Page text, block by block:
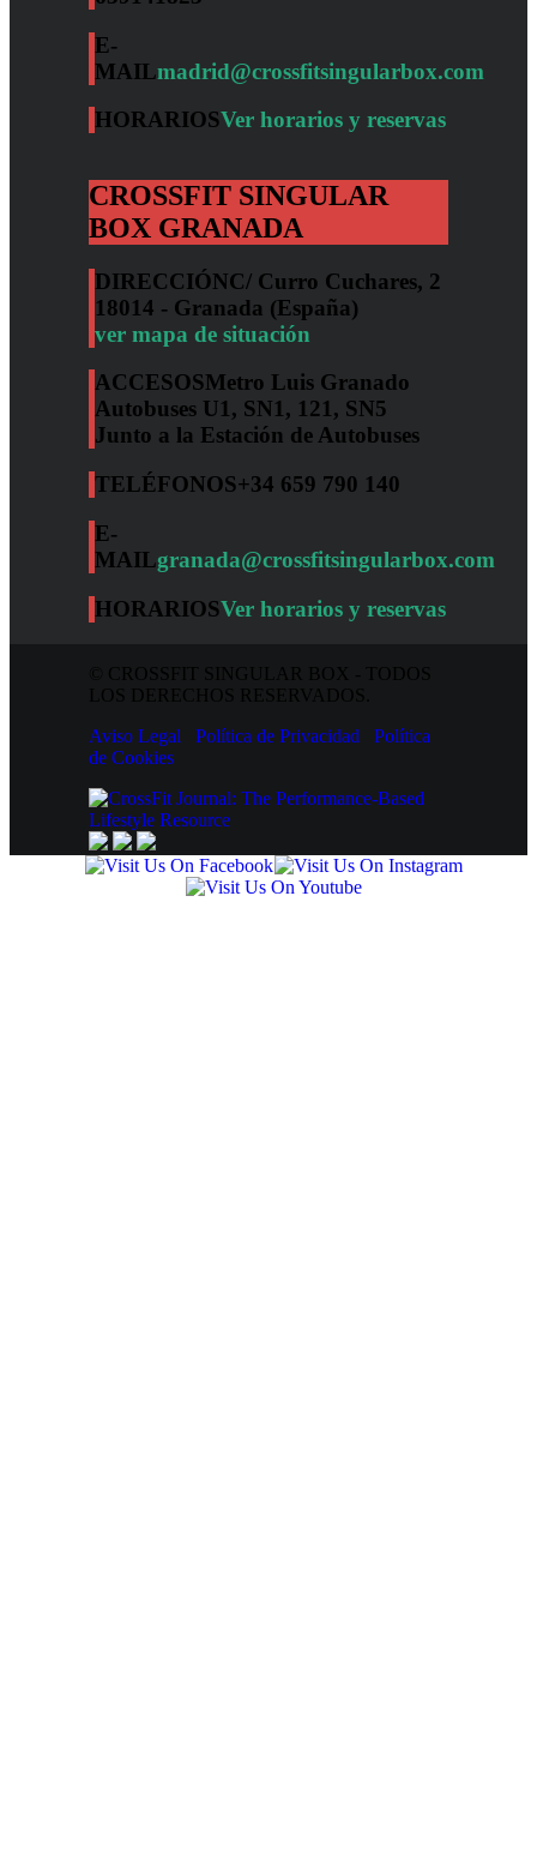
E-
MAILmadrid@crossfitsingularbox.com
HORARIOSVer horarios y reservas
CROSSFIT SINGULAR
BOX GRANADA
DIRECCIÓNC/ Curro Cuchares, 2
18014 - Granada (España)
ver mapa de situación
ACCESOSMetro Luis Granado
Autobuses U1, SN1, 121, SN5
Junto a la Estación de Autobuses
TELÉFONOS+34 659 790 140
E-
MAILgranada@crossfitsingularbox.com
HORARIOSVer horarios y reservas
Aviso Legal
Política de Privacidad
Política
de Cookies